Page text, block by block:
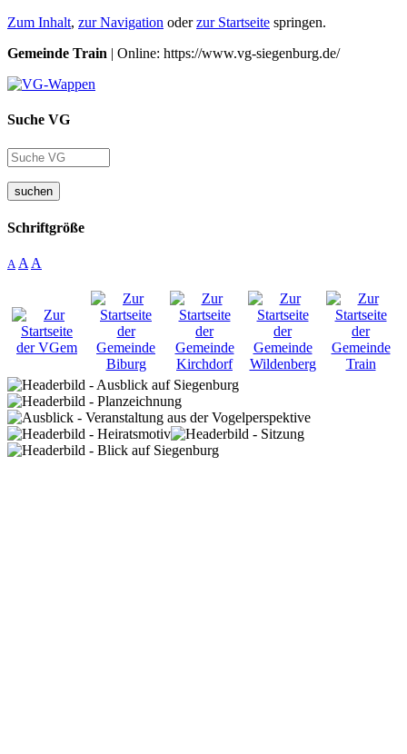
Zum Inhalt, zur Navigation oderzur Startseite springen.
Gemeinde Train | Online: https://www.vg-siegenburg.de/
Suche VG
suchen
Schriftgröße
A A A